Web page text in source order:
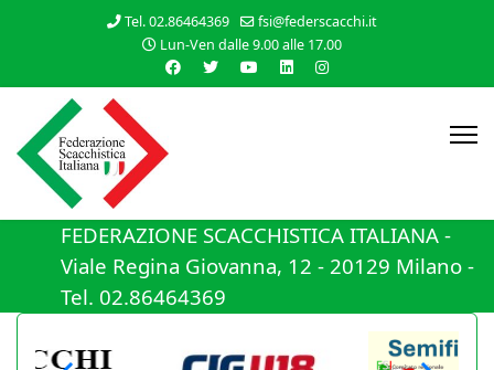
Tel. 02.86464369
fsi@federscacchi.it
Lun-Ven dalle 9.00 alle 17.00
FEDERAZIONE SCACCHISTICA ITALIANA -
Viale Regina Giovanna, 12 - 20129 Milano -
Tel. 02.86464369